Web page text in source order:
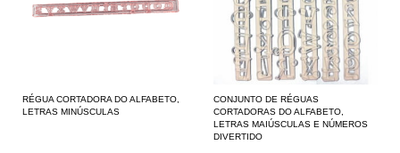
RÉGUA CORTADORA DO ALFABETO,
LETRAS MINÚSCULAS
CONJUNTO DE RÉGUAS
CORTADORAS DO ALFABETO,
LETRAS MAIÚSCULAS E NÚMEROS
DIVERTIDO